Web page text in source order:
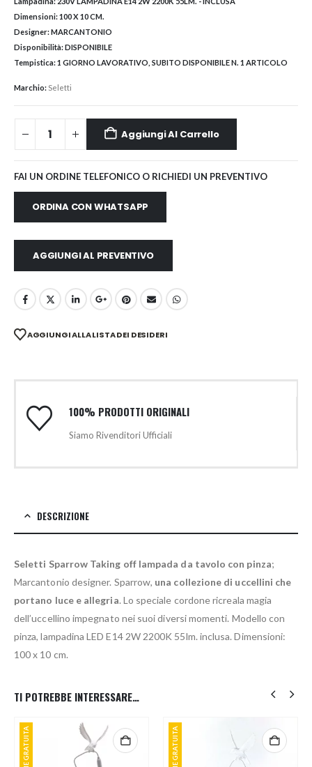
Dimensioni:100 X 10 CM.
Designer:MARCANTONIO
Disponibilità:DISPONIBILE
Tempistica:1 GIORNO LAVORATIVO, SUBITO DISPONIBILE N. 1 ARTICOLO
Marchio: Seletti
Aggiungi Al Carrello
FAI UN ORDINE TELEFONICO O RICHIEDI UN PREVENTIVO
ORDINA CON WHATSAPP
AGGIUNGI AL PREVENTIVO
AGGIUNGI ALLA LISTA DEI DESIDERI
100% PRODOTTI ORIGINALI
Siamo Rivenditori Ufficiali
DESCRIZIONE
Seletti Sparrow Taking off lampada da tavolo con pinza;
Marcantonio designer. Sparrow, una collezione di uccellini che
portano luce e allegria. Lo speciale cordone ricreala magia
dell’uccellino impegnato nei suoi diversi momenti. Modello con
pinza, lampadina LED E14 2W 2200K 55lm. inclusa. Dimensioni:
100 x 10 cm.
TI POTREBBE INTERESSARE…